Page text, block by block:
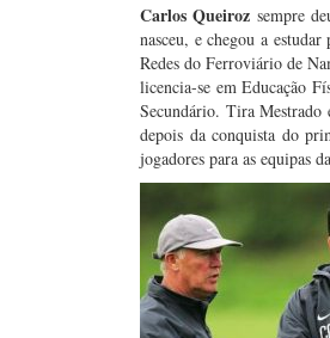
Carlos Queiroz sempre
nasceu, e chegou a
Redes do Ferroviário de
licencia-se em Educação
Secundário. Tira
depois da conquista do
jogadores para as equipas